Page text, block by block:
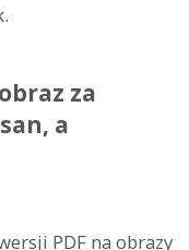
za
a
PDF na obrazy